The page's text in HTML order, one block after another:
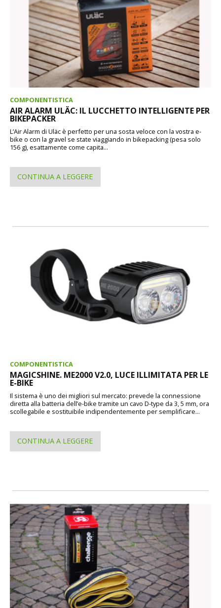
COMPONENTISTICA
AIR ALARM ULÄC: IL LUCCHETTO INTELLIGENTE PER
BIKEPACKER
L’Air Alarm di Uläc è perfetto per una sosta veloce con la vostra e-
bike o con la gravel se state viaggiando in bikepacking (pesa solo
156 g), esattamente come capita...
CONTINUA A LEGGERE
COMPONENTISTICA
MAGICSHINE. ME2000 V2.0, LUCE ILLIMITATA PER LE
E-BIKE
Il sistema è uno dei migliori sul mercato: prevede la connessione
diretta alla batteria dell’e-bike tramite un cavo D-type da 3, 5 mm, ora
scollegabile e sostituibile indipendentemente per semplificare...
CONTINUA A LEGGERE